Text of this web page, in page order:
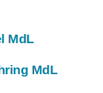
MdL
MdL